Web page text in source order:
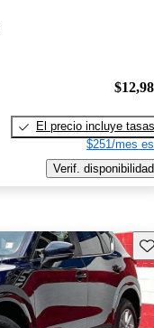
El precio incluye tasas
$251/mes
Verif. disponibilidad